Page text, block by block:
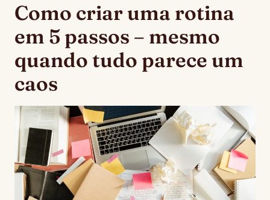
Como criar uma rotina
em 5 passos – mesmo
quando tudo parece um
caos